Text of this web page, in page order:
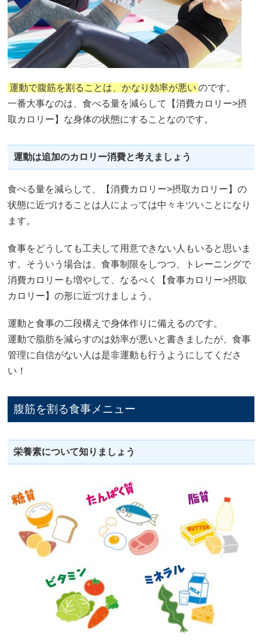
運動で腹筋を割ることは、かなり効率が悪い のです。
一番大事なのは、食べる量を減らして【消費カロリー>摂
取カロリー】な身体の状態にすることなのです。
運動は追加のカロリー消費と考えましょう
食べる量を減らして、【消費カロリー>摂取カロリー】の
状態に近づけることは人によっては中々キツいことになり
ます。
食事をどうしても工夫して用意できない人もいると思いま
す。そういう場合は、食事制限をしつつ、トレーニングで
消費カロリーも増やして、なるべく【食事カロリー>摂取
カロリー】の形に近づけましょう。
運動と食事の二段構えで身体作りに備えるのです。
運動で脂肪を減らすのは効率が悪いと書きましたが、食事
管理に自信がない人は是非運動も行うようにしてくださ
い！
腹筋を割る食事メニュー
栄養素について知りましょう